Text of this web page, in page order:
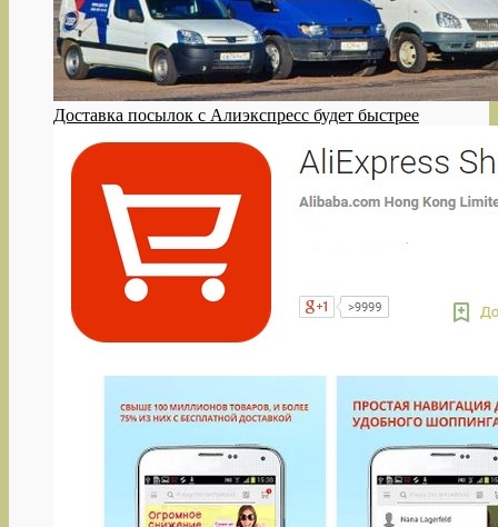
Доставка посылок с Алиэкспресс будет быстрее